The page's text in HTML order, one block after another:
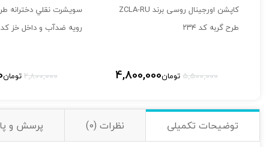
کاپشن اورجینال روسی برند ZCLA-RU
طرح گربه کد ۲۳۴
5,500,000 قیمت
بود.
تومان4,800,000قیمت
سويشرت نقلي دخترانه
رویه ضدآب و داخل خز کد ۱۵۷
2,800,000قیمت
تومان
توضیحات تکمیلی نظرات (0) پرسش و